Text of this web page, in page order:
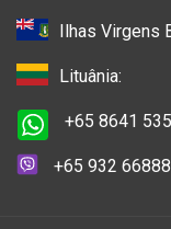
Ilhas Virgens
Lituânia:
+65 8641
+65 932 66888